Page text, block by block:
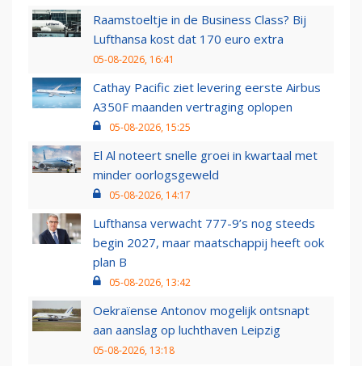
Raamstoeltje in de Business Class? Bij
Lufthansa kost dat 170 euro extra
05-08-2026, 16:41
Cathay Pacific ziet levering eerste Airbus
A350F maanden vertraging oplopen
05-08-2026, 15:25
El Al noteert snelle groei in kwartaal met
minder oorlogsgeweld
05-08-2026, 14:17
Lufthansa verwacht 777-9’s nog steeds
begin 2027, maar maatschappij heeft ook
plan B
05-08-2026, 13:42
Oekraïense Antonov mogelijk ontsnapt
aan aanslag op luchthaven Leipzig
05-08-2026, 13:18